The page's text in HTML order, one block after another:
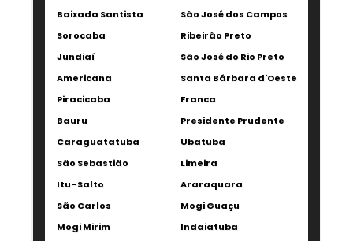
Baixada Santista
São José dos Campos
Sorocaba
Ribeirão Preto
Jundiaí
São José do Rio Preto
Americana
Santa Bárbara d'Oeste
Piracicaba
Franca
Bauru
Presidente Prudente
Caraguatatuba
Ubatuba
São Sebastião
Limeira
Itu–Salto
Araraquara
São Carlos
Mogi Guaçu
Mogi Mirim
Indaiatuba